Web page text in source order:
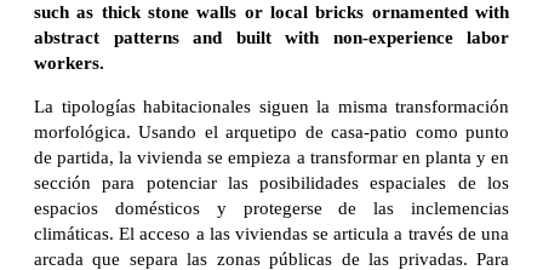
such as thick stone walls or local bricks ornamented with
abstract patterns and built with non-experience labor
workers.
La tipologías habitacionales siguen la misma transformación
morfológica. Usando el arquetipo de casa-patio como punto
de partida, la vivienda se empieza a transformar en planta y en
sección para potenciar las posibilidades espaciales de los
espacios domésticos y protegerse de las inclemencias
climáticas. El acceso a las viviendas se articula a través de una
arcada que separa las zonas públicas de las privadas. Para